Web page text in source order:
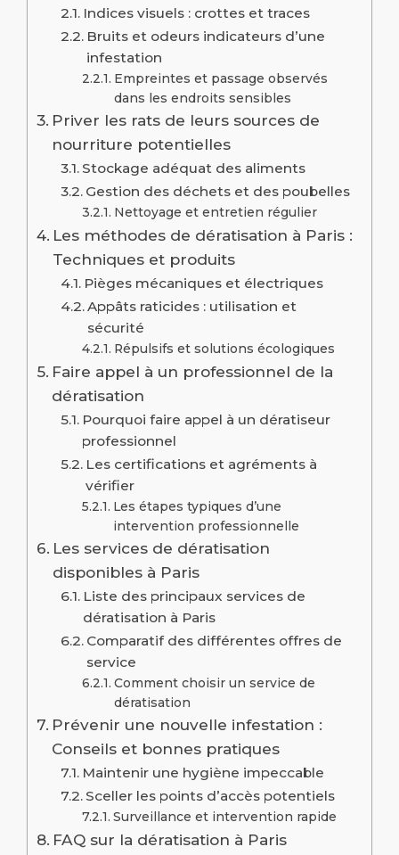
Indices visuels : crottes et traces
Bruits et odeurs indicateurs d’une
infestation
Empreintes et passage observés
dans les endroits sensibles
Priver les rats de leurs sources de
nourriture potentielles
Stockage adéquat des aliments
Gestion des déchets et des poubelles
Nettoyage et entretien régulier
Les méthodes de dératisation à Paris :
Techniques et produits
Pièges mécaniques et électriques
Appâts raticides : utilisation et
sécurité
Répulsifs et solutions écologiques
Faire appel à un professionnel de la
dératisation
Pourquoi faire appel à un dératiseur
professionnel
Les certifications et agréments à
vérifier
Les étapes typiques d’une
intervention professionnelle
Les services de dératisation
disponibles à Paris
Liste des principaux services de
dératisation à Paris
Comparatif des différentes offres de
service
Comment choisir un service de
dératisation
Prévenir une nouvelle infestation :
Conseils et bonnes pratiques
Maintenir une hygiène impeccable
Sceller les points d’accès potentiels
Surveillance et intervention rapide
FAQ sur la dératisation à Paris